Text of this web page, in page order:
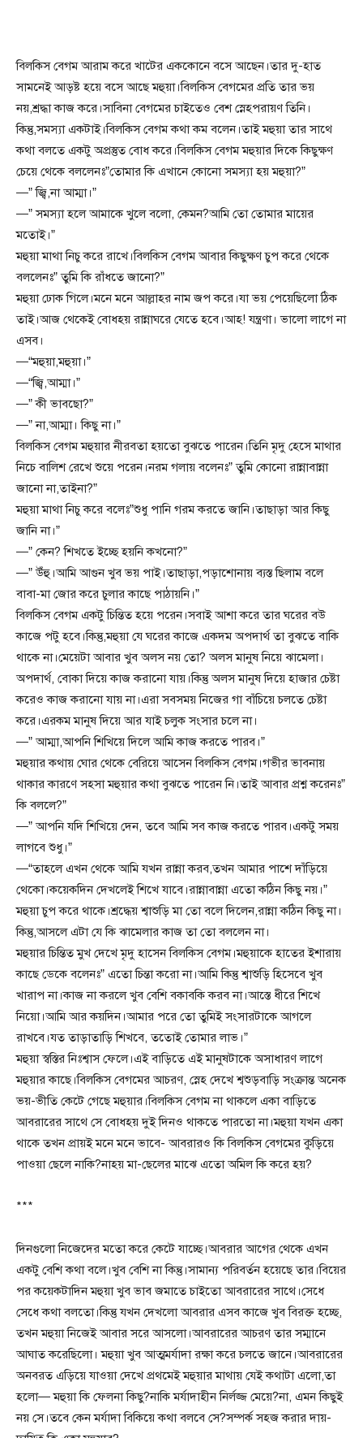
বিলকিস বেগম আরাম করে খাটের এককোনে বসে আছেন।তার দু-হাত
সামনেই আড়ষ্ট হয়ে বসে আছে মহুয়া।বিলকিস বেগমের প্রতি তার ভয়
নয়,শ্রদ্ধা কাজ করে।সাবিনা বেগমের চাইতেও বেশ স্নেহপরায়ণ তিনি।
কিন্তু,সমস্যা একটাই।বিলকিস বেগম কথা কম বলেন।তাই মহুয়া তার সাথে
কথা বলতে একটু অপ্রস্তুত বোধ করে।বিলকিস বেগম মহুয়ার দিকে কিছুক্ষণ
চেয়ে থেকে বললেনঃ”তোমার কি এখানে কোনো সমস্যা হয় মহুয়া?”
—” জ্বি,না আম্মা।”
—” সমস্যা হলে আমাকে খুলে বলো, কেমন?আমি তো তোমার মায়ের
মতোই।”
মহুয়া মাথা নিচু করে রাখে।বিলকিস বেগম আবার কিছুক্ষণ চুপ করে থেকে
বললেনঃ” তুমি কি রাঁধতে জানো?”
মহুয়া ঢোক গিলে।মনে মনে আল্লাহর নাম জপ করে।যা ভয় পেয়েছিলো ঠিক
তাই।আজ থেকেই বোধহয় রান্নাঘরে যেতে হবে।আহ! যন্ত্রণা। ভালো লাগে না
এসব।
—“মহুয়া,মহুয়া।”
—“জ্বি,আম্মা।”
—” কী ভাবছো?”
—” না,আম্মা। কিছু না।”
বিলকিস বেগম মহুয়ার নীরবতা হয়তো বুঝতে পারেন।তিনি মৃদু হেসে মাথার
নিচে বালিশ রেখে শুয়ে পরেন।নরম গলায় বলেনঃ” তুমি কোনো রান্নাবান্না
জানো না,তাইনা?”
মহুয়া মাথা নিচু করে বলেঃ”শুধু পানি গরম করতে জানি।তাছাড়া আর কিছু
জানি না।”
—” কেন? শিখতে ইচ্ছে হয়নি কখনো?”
—” উঁহু।আমি আগুন খুব ভয় পাই।তাছাড়া,পড়াশোনায় ব্যস্ত ছিলাম বলে
বাবা-মা জোর করে চুলার কাছে পাঠায়নি।”
বিলকিস বেগম একটু চিন্তিত হয়ে পরেন।সবাই আশা করে তার ঘরের বউ
কাজে পটু হবে।কিন্তু,মহুয়া যে ঘরের কাজে একদম অপদার্থ তা বুঝতে বাকি
থাকে না।মেয়েটা আবার খুব অলস নয় তো? অলস মানুষ নিয়ে ঝামেলা।
অপদার্থ, বোকা দিয়ে কাজ করানো যায়।কিন্তু অলস মানুষ দিয়ে হাজার চেষ্টা
করেও কাজ করানো যায় না।এরা সবসময় নিজের গা বাঁচিয়ে চলতে চেষ্টা
করে।এরকম মানুষ দিয়ে আর যাই চলুক সংসার চলে না।
—” আম্মা,আপনি শিখিয়ে দিলে আমি কাজ করতে পারব।”
মহুয়ার কথায় ঘোর থেকে বেরিয়ে আসেন বিলকিস বেগম।গভীর ভাবনায়
থাকার কারণে সহসা মহুয়ার কথা বুঝতে পারেন নি।তাই আবার প্রশ্ন করেনঃ”
কি বললে?”
—” আপনি যদি শিখিয়ে দেন, তবে আমি সব কাজ করতে পারব।একটু সময়
লাগবে শুধু।”
—“তাহলে এখন থেকে আমি যখন রান্না করব,তখন আমার পাশে দাঁড়িয়ে
থেকো।কয়েকদিন দেখলেই শিখে যাবে।রান্নাবান্না এতো কঠিন কিছু নয়।”
মহুয়া চুপ করে থাকে।শ্রদ্ধেয় শ্বাশুড়ি মা তো বলে দিলেন,রান্না কঠিন কিছু না।
কিন্তু,আসলে এটা যে কি ঝামেলার কাজ তা তো বললেন না।
মহুয়ার চিন্তিত মুখ দেখে মৃদু হাসেন বিলকিস বেগম।মহুয়াকে হাতের ইশারায়
কাছে ডেকে বলেনঃ” এতো চিন্তা করো না।আমি কিন্তু শ্বাশুড়ি হিসেবে খুব
খারাপ না।কাজ না করলে খুব বেশি বকাবকি করব না।আস্তে ধীরে শিখে
নিয়ো।আমি আর কয়দিন।আমার পরে তো তুমিই সংসারটাকে আগলে
রাখবে।যত তাড়াতাড়ি শিখবে, ততোই তোমার লাভ।”
মহুয়া স্বস্তির নিঃশ্বাস ফেলে।এই বাড়িতে এই মানুষটাকে অসাধারণ লাগে
মহুয়ার কাছে।বিলকিস বেগমের আচরণ, স্নেহ দেখে শ্বশুড়বাড়ি সংক্রান্ত অনেক
ভয়-ভীতি কেটে গেছে মহুয়ার।বিলকিস বেগম না থাকলে একা বাড়িতে
আবরারের সাথে সে বোধহয় দুই দিনও থাকতে পারতো না।মহুয়া যখন একা
থাকে তখন প্রায়ই মনে মনে ভাবে- আবরারও কি বিলকিস বেগমের কুড়িয়ে
পাওয়া ছেলে নাকি?নাহয় মা-ছেলের মাঝে এতো অমিল কি করে হয়?
***
দিনগুলো নিজেদের মতো করে কেটে যাচ্ছে।আবরার আগের থেকে এখন
একটু বেশি কথা বলে।খুব বেশি না কিন্তু।সামান্য পরিবর্তন হয়েছে তার।বিয়ের
পর কয়েকটাদিন মহুয়া খুব ভাব জমাতে চাইতো আবরারের সাথে।সেধে
সেধে কথা বলতো।কিন্তু যখন দেখলো আবরার এসব কাজে খুব বিরক্ত হচ্ছে,
তখন মহুয়া নিজেই আবার সরে আসলো।আবরারের আচরণ তার সম্মানে
আঘাত করেছিলো। মহুয়া খুব আত্মমর্যাদা রক্ষা করে চলতে জানে।আবরারের
অনবরত এড়িয়ে যাওয়া দেখে প্রথমেই মহুয়ার মাথায় যেই কথাটা এলো,তা
হলো— মহুয়া কি ফেলনা কিছু?নাকি মর্যাদাহীন নির্লজ্জ মেয়ে?না, এমন কিছুই
নয় সে।তবে কেন মর্যাদা বিকিয়ে কথা বলবে সে?সম্পর্ক সহজ করার দায়-